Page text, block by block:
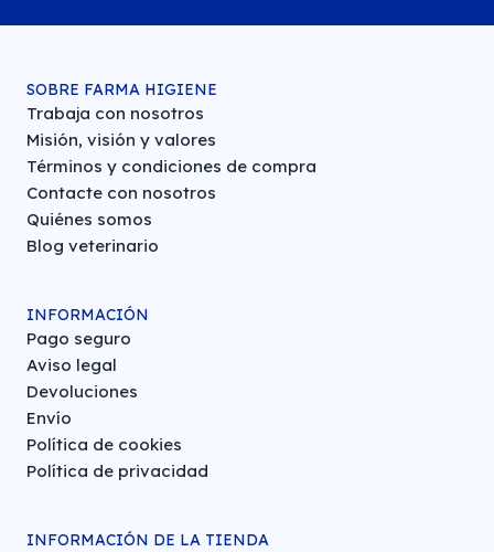
SOBRE FARMA HIGIENE
Trabaja con nosotros
Misión, visión y valores
Términos y condiciones de compra
Contacte con nosotros
Quiénes somos
Blog veterinario
INFORMACIÓN
Pago seguro
Aviso legal
Devoluciones
Envío
Política de cookies
Política de privacidad
INFORMACIÓN DE LA TIENDA